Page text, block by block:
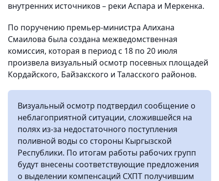
внутренних источников – реки Аспара и Меркенка.
По поручению премьер-министра Алихана
Смаилова была создана межведомственная
комиссия, которая в период с 18 по 20 июля
произвела визуальный осмотр посевных площадей
Кордайского, Байзакского и Таласского районов.
Визуальный осмотр подтвердил сообщение о
неблагоприятной ситуации, сложившейся на
полях из-за недостаточного поступления
поливной воды со стороны Кыргызской
Республики. По итогам работы рабочих групп
будут внесены соответствующие предложения
о выделении компенсаций СХПТ получившим